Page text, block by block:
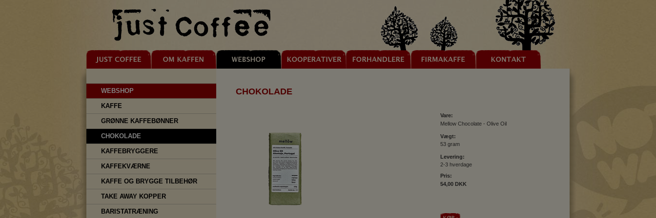
WEBSHOP
KAFFE
GRØNNE KAFFEBØNNER
CHOKOLADE
KAFFEBRYGGERE
KAFFEKVÆRNE
KAFFE OG BRYGGE TILBEHØR
TAKE AWAY KOPPER
BARISTATRÆNING
CHOKOLADE
Vare:
Mellow Chocolate - Olive Oil
Vægt:
53 gram
Levering:
2-3 hverdage
Pris:
54,00 DKK